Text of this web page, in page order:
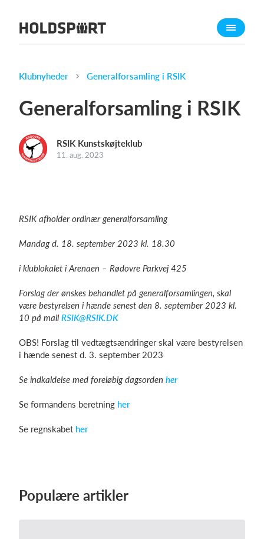
Om Holdsport
Presseomtale
Kalender
Log på
Klubnyheder Generalforsamling i RSIK
Generalforsamling i RSIK
RSIK Kunstskøjteklub
11. aug. 2023
RSIK afholder ordinær generalforsamling
Mandag d. 18. september 2023 kl. 18.30
i klublokalet i Arenaen – Rødovre Parkvej 425
Forslag der ønskes behandlet på generalforsamlingen, skal
være bestyrelsen i hænde senest den 8. september 2023 kl.
10 på mail RSIK@RSIK.DK
OBS! Forslag til vedtægtsændringer skal være bestyrelsen
i hænde senest d. 3. september 2023
Se indkaldelse med foreløbig dagsorden her
Se formandens beretning her
Se regnskabet her
Populære artikler